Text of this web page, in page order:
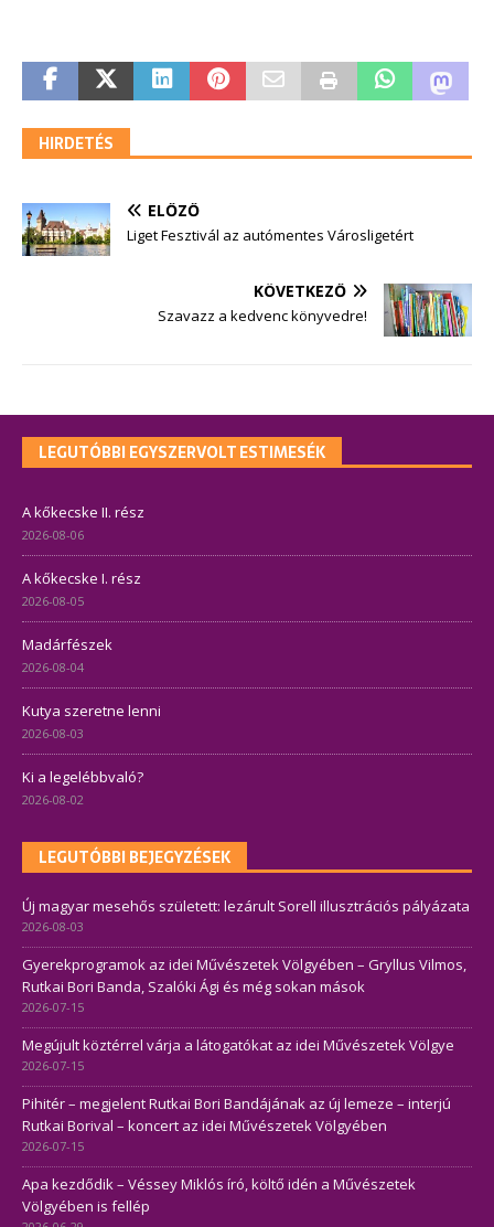
HIRDETÉS
ELŐZŐ
Liget Fesztivál az autómentes Városligetért
KÖVETKEZŐ
Szavazz a kedvenc könyvedre!
LEGUTÓBBI EGYSZERVOLT ESTIMESÉK
A kőkecske II. rész
2026-08-06
A kőkecske I. rész
2026-08-05
Madárfészek
2026-08-04
Kutya szeretne lenni
2026-08-03
Ki a legelébbvaló?
2026-08-02
LEGUTÓBBI BEJEGYZÉSEK
Új magyar mesehős született: lezárult Sorell illusztrációs pályázata
2026-08-03
Gyerekprogramok az idei Művészetek Völgyében – Gryllus Vilmos,
Rutkai Bori Banda, Szalóki Ági és még sokan mások
2026-07-15
Megújult köztérrel várja a látogatókat az idei Művészetek Völgye
2026-07-15
Pihitér – megjelent Rutkai Bori Bandájának az új lemeze – interjú
Rutkai Borival – koncert az idei Művészetek Völgyében
2026-07-15
Apa kezdődik – Véssey Miklós író, költő idén a Művészetek
Völgyében is fellép